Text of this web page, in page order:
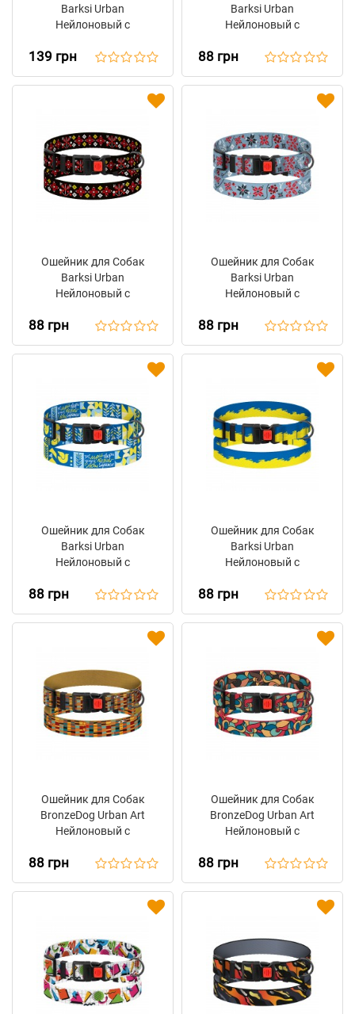
Barksi Urban
Нейлоновый с
Пряжкой Antiq
139 грн
Barksi Urban
Нейлоновый с
Вышиванка Красная
88 грн
Ошейник для Собак
Barksi Urban
Нейлоновый с
Вышиванка Черная
88 грн
Ошейник для Собак
Barksi Urban
Нейлоновый с
Калина
88 грн
Ошейник для Собак
Barksi Urban
Нейлоновый с
Мрія
88 грн
Ошейник для Собак
Barksi Urban
Нейлоновый с
Прапор
88 грн
Ошейник для Собак
BronzeDog Urban Art
Нейлоновый с
Алекса
88 грн
Ошейник для Собак
BronzeDog Urban Art
Нейлоновый с
Витраж
88 грн